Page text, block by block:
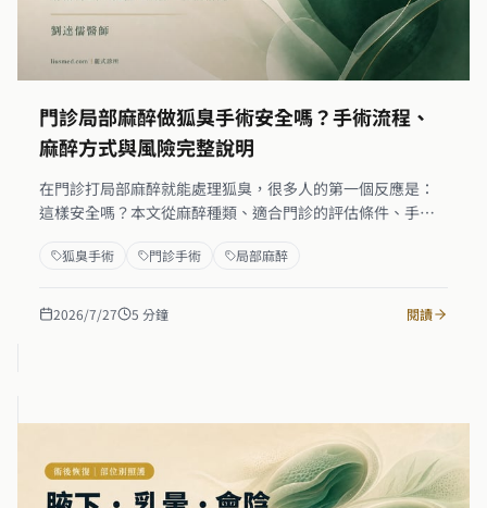
門診局部麻醉做狐臭手術安全嗎？手術流程、
麻醉方式與風險完整說明
在門診打局部麻醉就能處理狐臭，很多人的第一個反應是：
這樣安全嗎？本文從麻醉種類、適合門診的評估條件、手術
狐臭手術在正確術前評估後安全性與一般門診外科手術相
護。
狐臭手術 門診手術 局部麻醉
2026/7/27 5 分鐘 閱讀